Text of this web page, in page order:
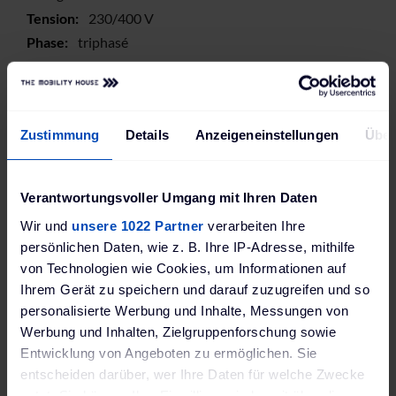
Zustimmung Details Anzeigeneinstellungen
Verantwortungsvoller Umgang mit Ihren Daten
Wir und unsere 1022 Partner verarbeiten Ihre
persönlichen Daten, wie z. B. Ihre IP-Adresse, mithilfe
von Technologien wie Cookies, um Informationen auf
Ihrem Gerät zu speichern und darauf zuzugreifen und so
personalisierte Werbung und Inhalte, Messungen von
Werbung und Inhalten, Zielgruppenforschung sowie
Entwicklung von Angeboten zu ermöglichen. Sie
entscheiden darüber, wer Ihre Daten für welche Zwecke
230/400 V
triphasé
Prise de type 2
MID
OCPP, UDP, Modbus
TCP
Service de Facturation